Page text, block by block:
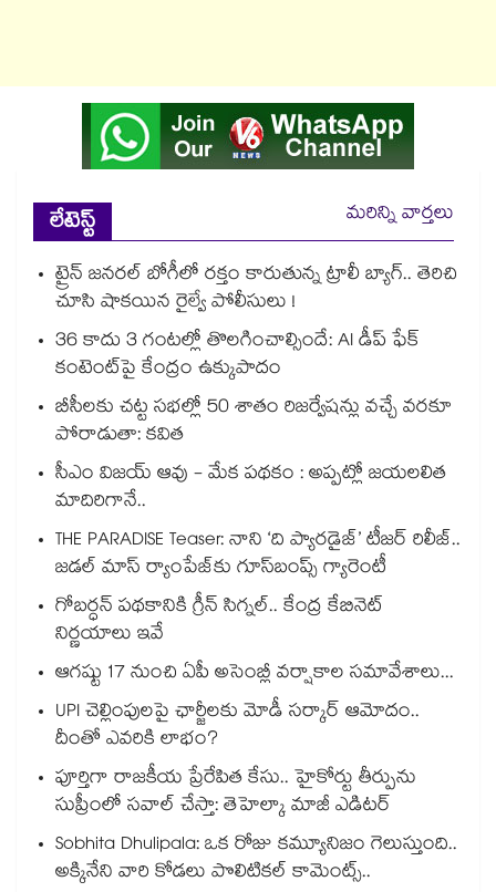
లేటెస్ట్
మరిన్ని వార్తలు
ట్రైన్ జనరల్ బోగీలో రక్తం కారుతున్న ట్రాలీ బ్యాగ్.. తెరిచి
చూసి షాకయిన రైల్వే పోలీసులు !
36 కాదు 3 గంటల్లో తొలగించాల్సిందే: AI డీప్ ఫేక్
కంటెంట్‎పై కేంద్రం ఉక్కుపాదం
బీసీలకు చట్ట సభల్లో 50 శాతం రిజర్వేషన్లు వచ్చే వరకూ
పోరాడుతా: కవిత
సీఎం విజయ్ ఆవు - మేక పథకం : అప్పట్లో జయలలిత
మాదిరిగానే..
THE PARADISE Teaser: నాని ‘ది ప్యారడైజ్‌‌’ టీజర్ రిలీజ్..
జడల్ మాస్ ర్యాంపేజ్‌కు గూస్‌బంప్స్ గ్యారెంటీ
గోబర్ధన్ పథకానికి గ్రీన్ సిగ్నల్.. కేంద్ర కేబినెట్
నిర్ణయాలు ఇవే
ఆగష్టు 17 నుంచి ఏపీ అసెంబ్లీ వర్షాకాల సమావేశాలు...
UPI చెల్లింపులపై ఛార్జీలకు మోడీ సర్కార్ ఆమోదం..
దీంతో ఎవరికి లాభం?
పూర్తిగా రాజకీయ ప్రేరేపిత కేసు.. హైకోర్టు తీర్పును
సుప్రీంలో సవాల్ చేస్తా: తెహెల్కా మాజీ ఎడిటర్
Sobhita Dhulipala: ఒక రోజు కమ్యూనిజం గెలుస్తుంది..
అక్కినేని వారి కోడలు పొలిటికల్ కామెంట్స్..